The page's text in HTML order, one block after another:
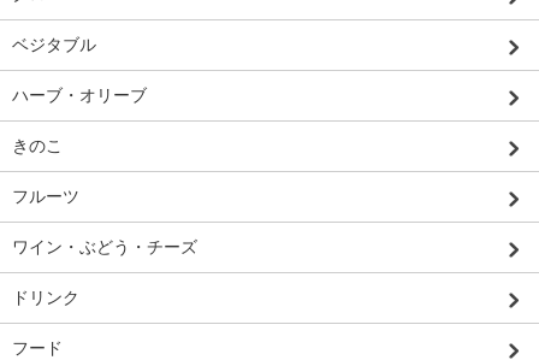
ベジタブル
ハーブ・オリーブ
きのこ
フルーツ
ワイン・ぶどう・チーズ
ドリンク
フード